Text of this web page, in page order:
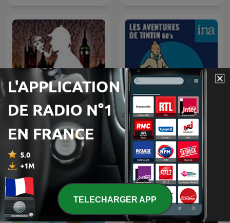
Sherlock Holmes
Les Aventures de Tintin
(60's)
TELECHARGER APP